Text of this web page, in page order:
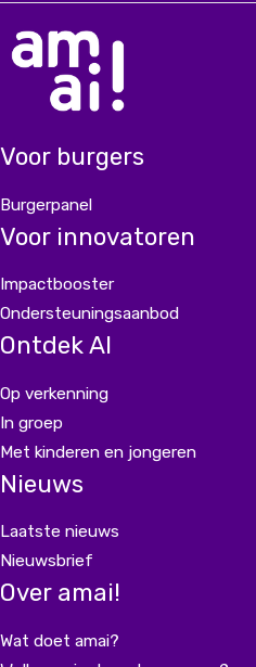
Voor burgers
Burgerpanel
Voor innovatoren
Impactbooster
Ondersteuningsaanbod
Ontdek AI
Op verkenning
In groep
Met kinderen en jongeren
Nieuws
Laatste nieuws
Nieuwsbrief
Over amai!
Wat doet amai?